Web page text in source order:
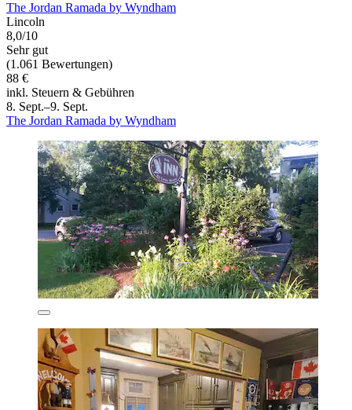
The Jordan Ramada by Wyndham
Lincoln
8,0/10
Sehr gut
(1.061 Bewertungen)
88 €
inkl. Steuern & Gebühren
8. Sept.–9. Sept.
The Jordan Ramada by Wyndham